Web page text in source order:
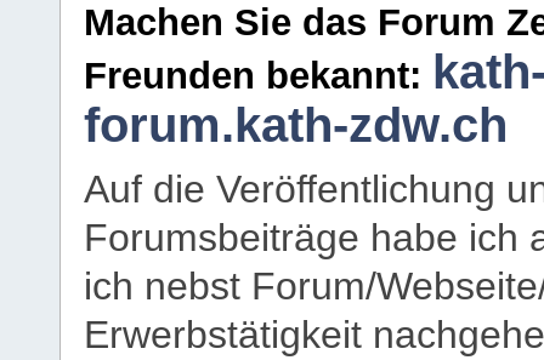
Machen Sie das Forum
Freunden bekannt:
forum.kath-zdw.ch
Auf die Veröffentlichung
Forumsbeiträge habe ich
ich nebst Forum/
Erwerbstätigkeit